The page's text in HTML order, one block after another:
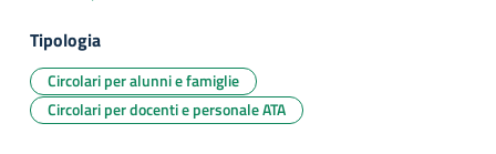
Tipologia
Circolari per alunni e famiglie
Circolari per docenti e personale ATA